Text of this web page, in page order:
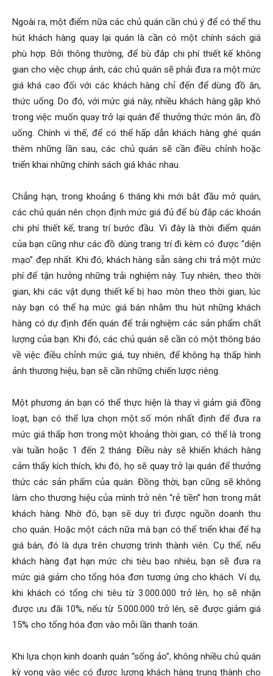
Ngoài ra, một điểm nữa các chủ quán cần chú ý để có thể thu
hút khách hàng quay lại quán là cần có một chính sách giá
phù hợp. Bởi thông thường, để bù đắp chi phí thiết kế không
gian cho việc chụp ảnh, các chủ quán sẽ phải đưa ra một mức
giá khá cao đối với các khách hàng chỉ đến để dùng đồ ăn,
thức uống. Do đó, với mức giá này, nhiều khách hàng gặp khó
trong việc muốn quay trở lại quán để thưởng thức món ăn, đồ
uống. Chính vì thế, để có thể hấp dẫn khách hàng ghé quán
thêm những lần sau, các chủ quán sẽ cần điều chỉnh hoặc
triển khai những chính sách giá khác nhau.
Chẳng hạn, trong khoảng 6 tháng khi mới bắt đầu mở quán,
các chủ quán nên chọn định mức giá đủ để bù đắp các khoản
chi phí thiết kế, trang trí bước đầu. Vì đây là thời điểm quán
của bạn cũng như các đồ dùng trang trí đi kèm có được “diện
mạo” đẹp nhất. Khi đó, khách hàng sẵn sàng chi trả một mức
phí để tận hưởng những trải nghiệm này. Tuy nhiên, theo thời
gian, khi các vật dụng thiết kế bị hao mòn theo thời gian, lúc
này bạn có thể hạ mức giá bán nhằm thu hút những khách
hàng có dự định đến quán để trải nghiệm các sản phẩm chất
lượng của bạn. Khi đó, các chủ quán sẽ cần có một thông báo
về việc điều chỉnh mức giá, tuy nhiên, để không hạ thấp hình
ảnh thương hiệu, bạn sẽ cần những chiến lược riêng.
Một phương án bạn có thể thực hiện là thay vì giảm giá đồng
loạt, bạn có thể lựa chọn một số món nhất định để đưa ra
mức giá thấp hơn trong một khoảng thời gian, có thể là trong
vài tuần hoặc 1 đến 2 tháng. Điều này sẽ khiến khách hàng
cảm thấy kích thích, khi đó, họ sẽ quay trở lại quán để thưởng
thức các sản phẩm của quán. Đồng thời, bạn cũng sẽ không
làm cho thương hiệu của mình trở nên “rẻ tiền” hơn trong mắt
khách hàng. Nhờ đó, bạn sẽ duy trì được nguồn doanh thu
cho quán. Hoặc một cách nữa mà bạn có thể triển khai để hạ
giá bán, đó là dựa trên chương trình thành viên. Cụ thể, nếu
khách hàng đạt hạn mức chi tiêu bao nhiêu, bạn sẽ đưa ra
mức giá giảm cho tổng hóa đơn tương ứng cho khách. Ví dụ,
khi khách có tổng chi tiêu từ 3.000.000 trở lên, họ sẽ nhận
được ưu đãi 10%, nếu từ 5.000.000 trở lên, sẽ được giảm giá
15% cho tổng hóa đơn vào mỗi lần thanh toán.
Khi lựa chọn kinh doanh quán “sống ảo”, không nhiều chủ quán
kỳ vọng vào việc có được lượng khách hàng trung thành cho